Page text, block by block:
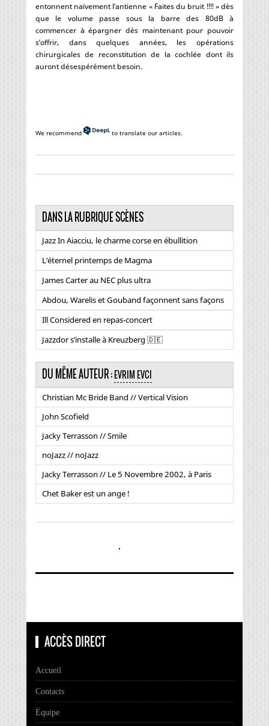
entonnent naïvement l’antienne « Faites du bruit !!!! » dès
que le volume passe sous la barre des 80dB à
commencer à épargner dès maintenant pour pouvoir
s’offrir, dans quelques années, les opérations
chirurgicales de reconstitution de la cochlée dont ils
auront désespérément besoin.
We recommend to translate our articles.
DANS LA RUBRIQUE SCÈNES
Jazz In Aiacciu, le charme corse en ébullition
L’éternel printemps de Magma
James Carter au NEC plus ultra
Abdou, Warelis et Gouband façonnent sans façons
Ill Considered en repas-concert
Jazzdor s’installe à Kreuzberg 🇩🇪
DU MÊME AUTEUR :EVRIM EVCI
Christian Mc Bride Band // Vertical Vision
John Scofield
Jacky Terrasson // Smile
noJazz // noJazz
Jacky Terrasson // Le 5 Novembre 2002, à Paris
Chet Baker est un ange !
ACCÈS DIRECT
Accueil
Contacts
Équipe